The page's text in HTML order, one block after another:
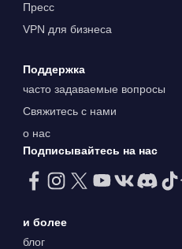
Пресс
VPN для бизнеса
Поддержка
часто задаваемые вопросы
Свяжитесь с нами
о нас
Подписывайтесь на нас
и более
блог